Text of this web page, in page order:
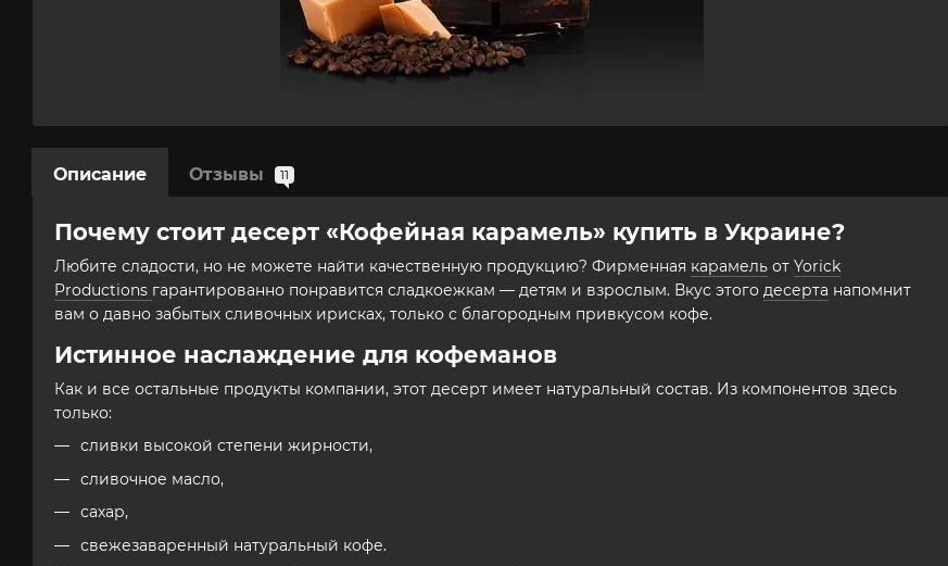
Описание Отзывы 11
Почему стоит десерт «Кофейная карамель» купить в Украине?
Любите сладости, но не можете найти качественную продукцию? Фирменная карамель от Yorick
Productions гарантированно понравится сладкоежкам — детям и взрослым. Вкус этого десерта напомнит
вам о давно забытых сливочных ирисках, только с благородным привкусом кофе.
Истинное наслаждение для кофеманов
Как и все остальные продукты компании, этот десерт имеет натуральный состав. Из компонентов здесь
только:
сливки высокой степени жирности,
сливочное масло,
сахар,
свежезаваренный натуральный кофе.